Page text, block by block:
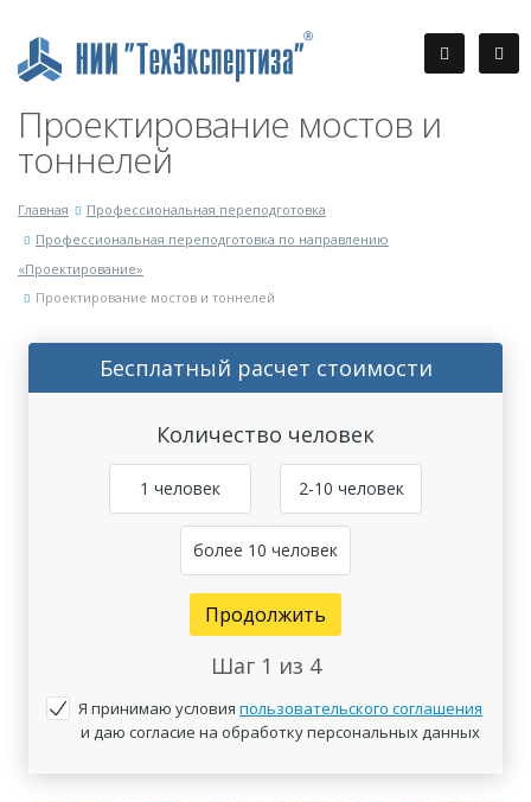
Проектирование мостов и
тоннелей
Главная
Профессиональная переподготовка
Профессиональная переподготовка по направлению
«Проектирование»
Проектирование мостов и тоннелей
Бесплатный расчет стоимости
Количество человек
1 человек 2-10 человек
более 10 человек
Продолжить
Шаг 1 из 4
Я принимаю условия пользовательского соглашения
и даю согласие на обработку персональных данных